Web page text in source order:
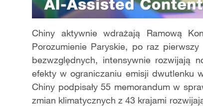
Chiny aktywnie wdrażają Ramową
Porozumienie Paryskie, po raz
bezwzględnych, intensywnie rozwijają
efekty w ograniczaniu emisji dwutlenku
Chiny podpisały 55 memorandum w
zmian klimatycznych z 43 krajami